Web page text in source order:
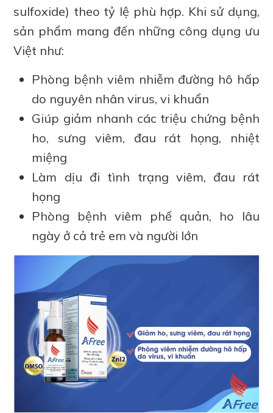
sulfoxide) theo tỷ lệ phù hợp. Khi sử dụng,
sản phẩm mang đến những công dụng ưu
Việt như:
Phòng bệnh viêm nhiễm đường hô hấp
do nguyên nhân virus, vi khuẩn
Giúp giảm nhanh các triệu chứng bệnh
ho, sưng viêm, đau rát họng, nhiệt
miệng
Làm dịu đi tình trạng viêm, đau rát
họng
Phòng bệnh viêm phế quản, ho lâu
ngày ở cả trẻ em và người lớn